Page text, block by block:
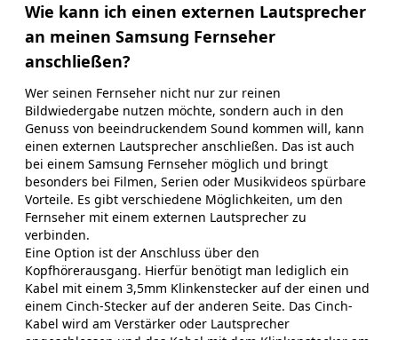
Wie kann ich einen externen Lautsprecher
an meinen Samsung Fernseher
anschließen?
Wer seinen Fernseher nicht nur zur reinen
Bildwiedergabe nutzen möchte, sondern auch in den
Genuss von beeindruckendem Sound kommen will, kann
einen externen Lautsprecher anschließen. Das ist auch
bei einem Samsung Fernseher möglich und bringt
besonders bei Filmen, Serien oder Musikvideos spürbare
Vorteile. Es gibt verschiedene Möglichkeiten, um den
Fernseher mit einem externen Lautsprecher zu
verbinden.
Eine Option ist der Anschluss über den
Kopfhörerausgang. Hierfür benötigt man lediglich ein
Kabel mit einem 3,5mm Klinkenstecker auf der einen und
einem Cinch-Stecker auf der anderen Seite. Das Cinch-
Kabel wird am Verstärker oder Lautsprecher